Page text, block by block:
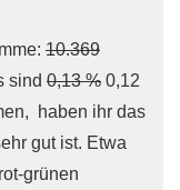
10.369
sind 0,13 % 0,12
haben ihr das
gut ist. Etwa
grünen